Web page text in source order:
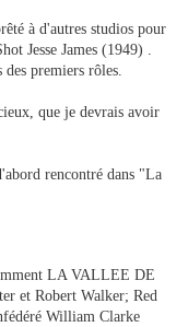
à d'autres studios pour
Jesse James (1949) .
des premiers rôles.
que je devrais avoir
rencontré dans "La
LA VALLEE DE
et Robert Walker; Red
William Clarke